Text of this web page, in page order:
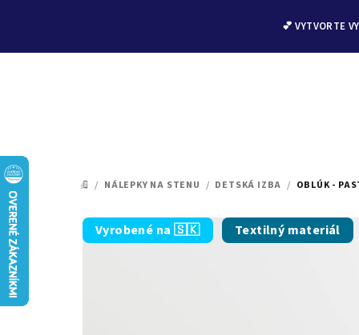
Prejsť
na
obsah
💕 VYTVORTE
DOMOV
/ NÁLEPKY NA STENU / DETSKÁ IZBA / OBLÚK -
Vyrobené na 🇸🇰 Textilný materiál